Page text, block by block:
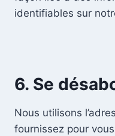
identifiables sur
6. Se
Nous utilisons
fournissez pour